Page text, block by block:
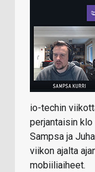
io-techin
perjantaisin
Sampsa ja
viikon ajalta
mobiiliaiheet.